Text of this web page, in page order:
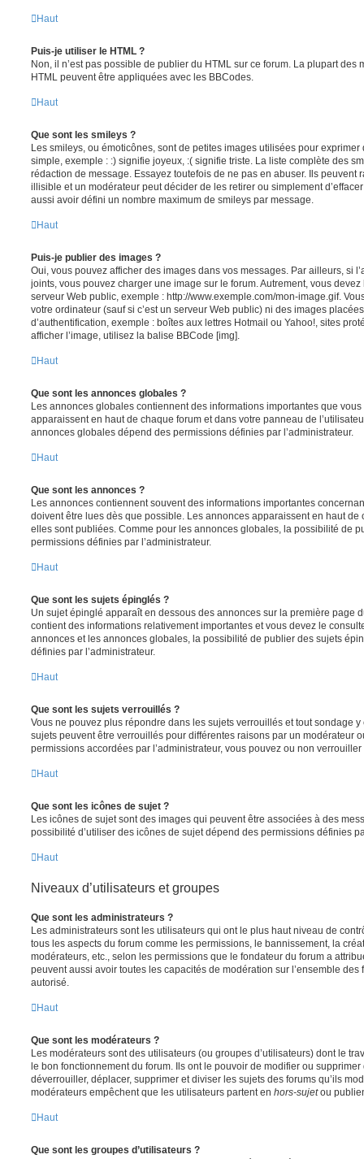
Haut
Puis-je utiliser le HTML ?
Non, il n’est pas possible de publier du HTML sur ce forum. La plupart des
HTML peuvent être appliquées avec les BBCodes.
Haut
Que sont les smileys ?
Les smileys, ou émoticônes, sont de petites images utilisées pour
simple, exemple : :) signifie joyeux, :( signifie triste. La liste complète des
rédaction de message. Essayez toutefois de ne pas en abuser. Ils peuvent
illisible et un modérateur peut décider de les retirer ou simplement
aussi avoir défini un nombre maximum de smileys par message.
Haut
Puis-je publier des images ?
Oui, vous pouvez afficher des images dans vos messages. Par ailleurs, si
joints, vous pouvez charger une image sur le forum. Autrement, vous
serveur Web public, exemple : http://www.exemple.com/mon-image.gif.
votre ordinateur (sauf si c’est un serveur Web public) ni des images
d’authentification, exemple : boîtes aux lettres Hotmail ou Yahoo!, sites
afficher l’image, utilisez la balise BBCode [img].
Haut
Que sont les annonces globales ?
Les annonces globales contiennent des informations importantes que
apparaissent en haut de chaque forum et dans votre panneau de
annonces globales dépend des permissions définies par l’administrateur.
Haut
Que sont les annonces ?
Les annonces contiennent souvent des informations importantes
doivent être lues dès que possible. Les annonces apparaissent en haut
elles sont publiées. Comme pour les annonces globales, la possibilité de
permissions définies par l’administrateur.
Haut
Que sont les sujets épinglés ?
Un sujet épinglé apparaît en dessous des annonces sur la première page
contient des informations relativement importantes et vous devez le
annonces et les annonces globales, la possibilité de publier des sujets
définies par l’administrateur.
Haut
Que sont les sujets verrouillés ?
Vous ne pouvez plus répondre dans les sujets verrouillés et tout sondage
sujets peuvent être verrouillés pour différentes raisons par un modérateur
permissions accordées par l’administrateur, vous pouvez ou non
Haut
Que sont les icônes de sujet ?
Les icônes de sujet sont des images qui peuvent être associées à des
possibilité d’utiliser des icônes de sujet dépend des permissions définies
Haut
Niveaux d’utilisateurs et groupes
Que sont les administrateurs ?
Les administrateurs sont les utilisateurs qui ont le plus haut niveau de
tous les aspects du forum comme les permissions, le bannissement, la
modérateurs, etc., selon les permissions que le fondateur du forum a
peuvent aussi avoir toutes les capacités de modération sur l’ensemble
autorisé.
Haut
Que sont les modérateurs ?
Les modérateurs sont des utilisateurs (ou groupes d’utilisateurs) dont le
le bon fonctionnement du forum. Ils ont le pouvoir de modifier ou
déverrouiller, déplacer, supprimer et diviser les sujets des forums qu’ils
modérateurs empêchent que les utilisateurs partent en hors-sujetou
Haut
Que sont les groupes d’utilisateurs ?